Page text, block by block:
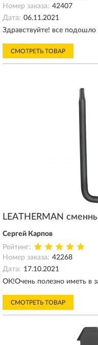
Номер заказа: 42407
Дата: 06.11.2021
Здравствуйте! все подошло
СМОТРЕТЬ ТОВАР
LEATHERMAN
Сергей Карпов
Рейтинг:
Номер заказа: 42268
Дата: 17.10.2021
ОК!Очень полезно иметь в
СМОТРЕТЬ ТОВАР